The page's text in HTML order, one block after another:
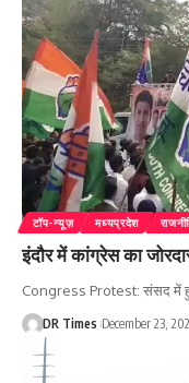
टॉप-न्यूज़ मध्यप्रदेश
इंदौर में कांग्रेस का
Congress Protest: संसद में
DR Times December 23,